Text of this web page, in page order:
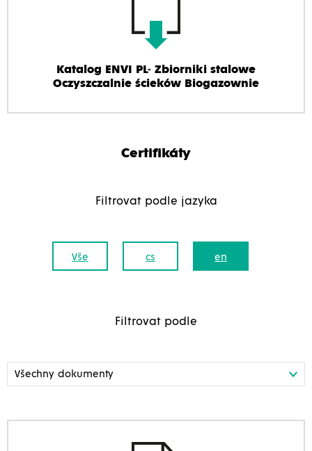
Katalog ENVI PL- Zbiorniki stalowe
Oczyszczalnie ścieków Biogazownie
Certifikáty
Filtrovat podle jazyka
Vše cs en
Filtrovat podle